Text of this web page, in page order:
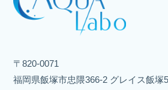
〒820-0071
福岡県飯塚市忠隈366-2 グレイス飯塚